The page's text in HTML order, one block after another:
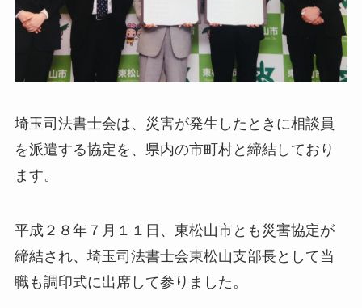
埼玉司法書士会は、災害が発生したときに相談員
を派遣する協定を、県内の市町村と締結しており
ます。
平成２８年７月１１日、東松山市とも災害協定が
締結され、埼玉司法書士会東松山支部長として当
職も調印式に出席して参りました。